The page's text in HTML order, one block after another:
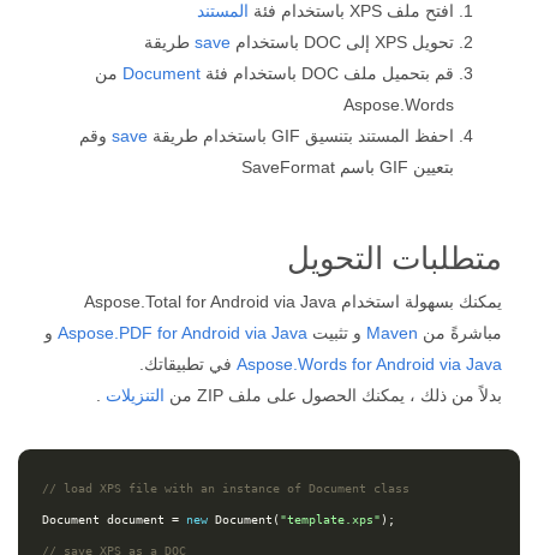
افتح ملف XPS باستخدام فئة
المستند
تحويل XPS إلى DOC باستخدام
save طريقة
قم بتحميل ملف DOC باستخدام فئة
Document من
Aspose.Words
احفظ المستند بتنسيق GIF باستخدام طريقة
save وقم
بتعيين GIF باسم SaveFormat
متطلبات التحويل
يمكنك بسهولة استخدام Aspose.Total for Android via Java
مباشرةً من Maven و تثبيت Aspose.PDF for Android via Java و
Aspose.Words for Android via Java في تطبيقاتك.
بدلاً من ذلك ، يمكنك الحصول على ملف ZIP من
التنزيلات
// load XPS file with an instance of Document class
Document document = new Document ( "template.xps" );
// save XPS as a DOC